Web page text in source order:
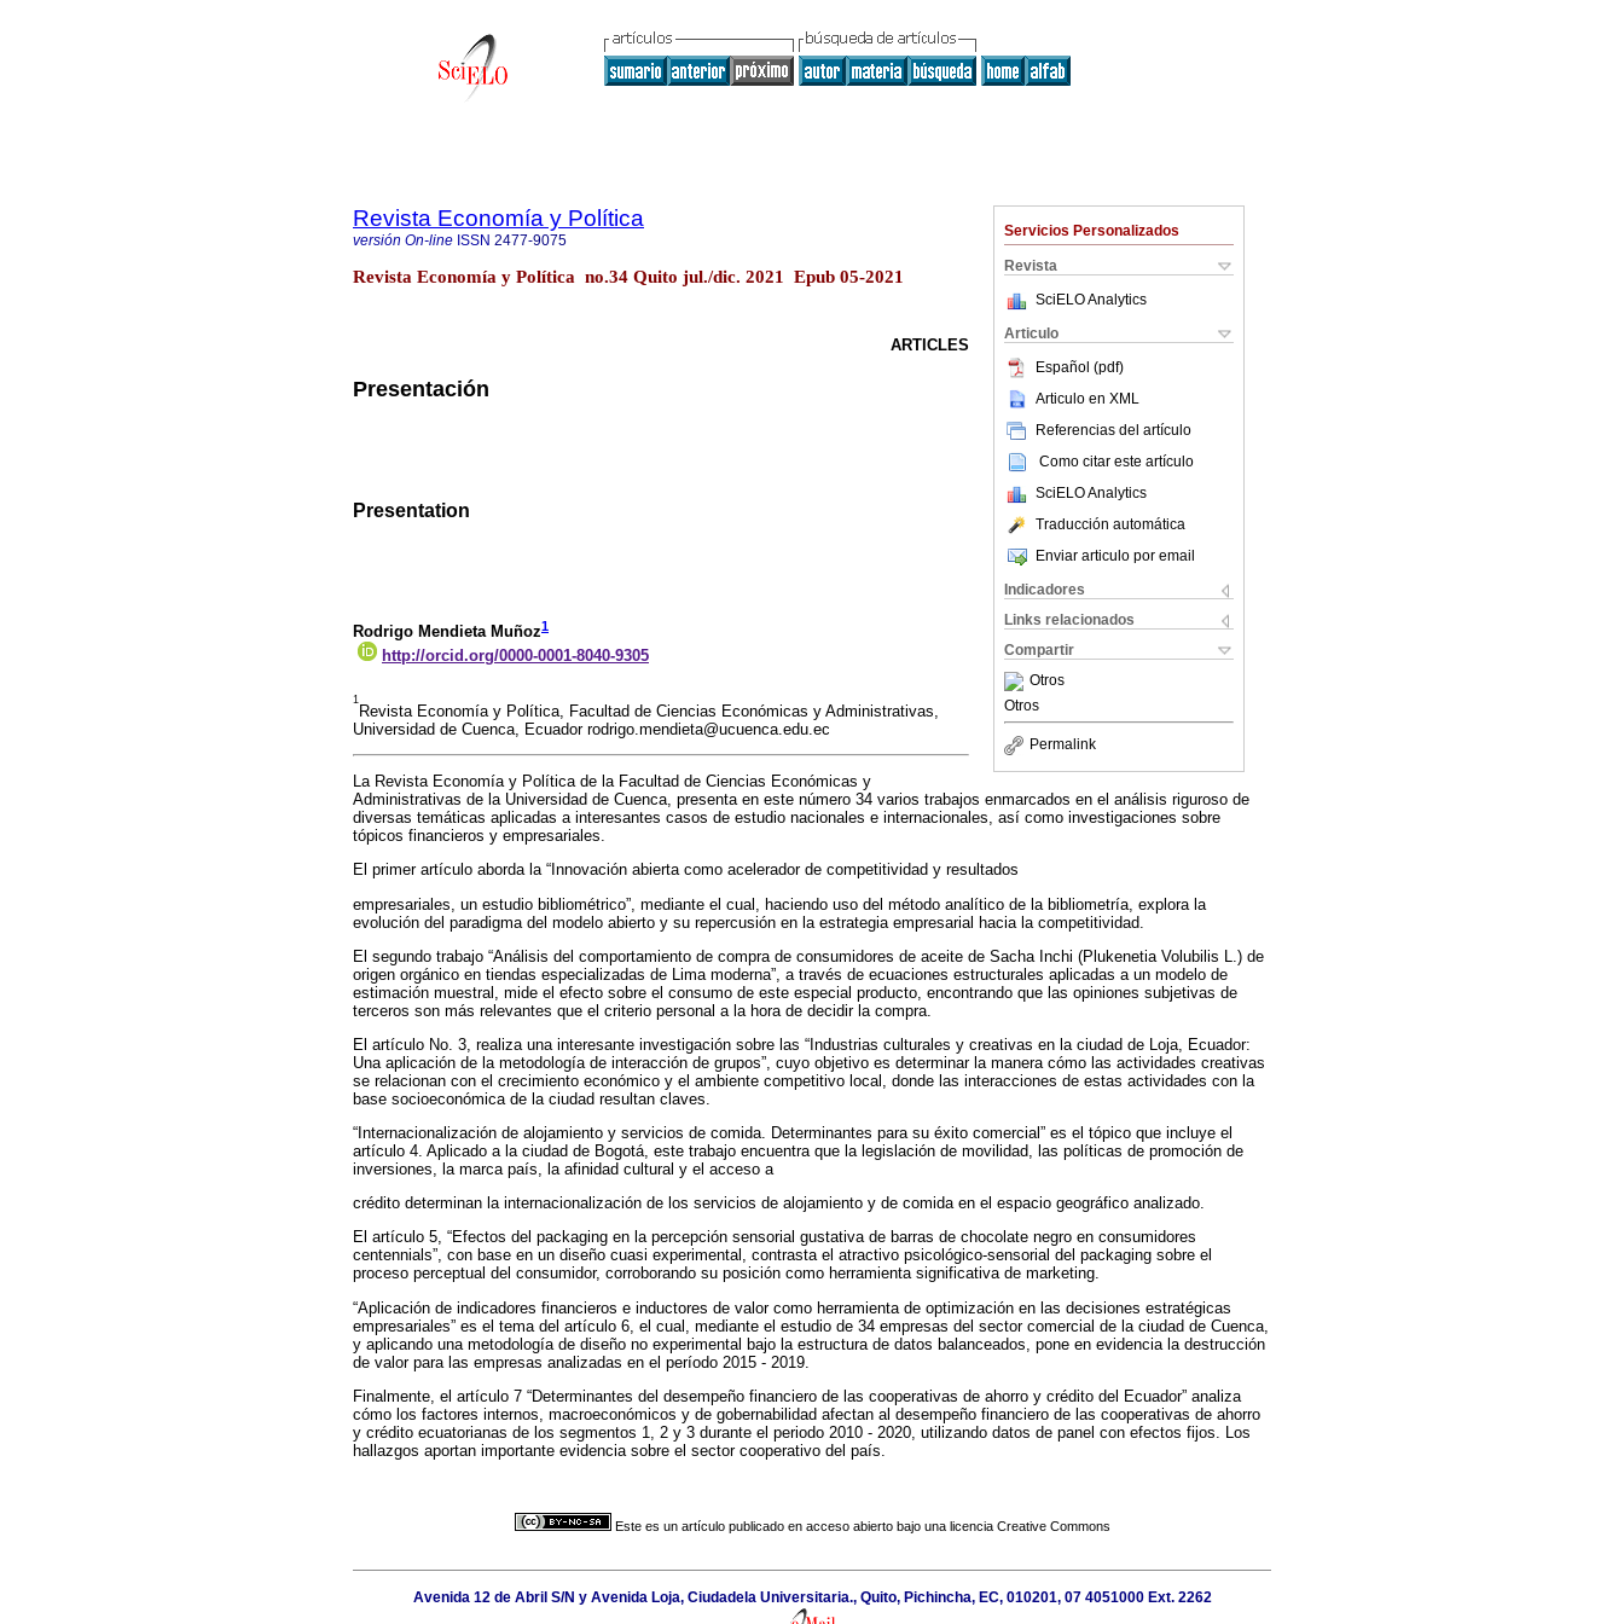
Servicios Personalizados
Revista
SciELO Analytics
Articulo
Español (pdf)
Articulo en XML
Referencias del artículo
Como citar este artículo
SciELO Analytics
Traducción automática
Enviar articulo por email
Indicadores
Links relacionados
Compartir
Otros
Otros
Permalink
Revista Economía y Política
versión On-line ISSN 2477-9075
Revista Economía y Política no.34 Quito jul./dic. 2021 Epub 05-2021
ARTICLES
Presentación
Presentation
Rodrigo Mendieta Muñoz1
http://orcid.org/0000-0001-8040-9305
1
Revista Economía y Política, Facultad de Ciencias Económicas y Administrativas,
Universidad de Cuenca, Ecuador rodrigo.mendieta@ucuenca.edu.ec
La Revista Economía y Política de la Facultad de Ciencias Económicas y
Administrativas de la Universidad de Cuenca, presenta en este número 34 varios trabajos enmarcados en el análisis riguroso de
diversas temáticas aplicadas a interesantes casos de estudio nacionales e internacionales, así como investigaciones sobre
tópicos financieros y empresariales.
El primer artículo aborda la “Innovación abierta como acelerador de competitividad y resultados
empresariales, un estudio bibliométrico”, mediante el cual, haciendo uso del método analítico de la bibliometría, explora la
evolución del paradigma del modelo abierto y su repercusión en la estrategia empresarial hacia la competitividad.
El segundo trabajo “Análisis del comportamiento de compra de consumidores de aceite de Sacha Inchi (Plukenetia Volubilis L.) de
origen orgánico en tiendas especializadas de Lima moderna”, a través de ecuaciones estructurales aplicadas a un modelo de
estimación muestral, mide el efecto sobre el consumo de este especial producto, encontrando que las opiniones subjetivas de
terceros son más relevantes que el criterio personal a la hora de decidir la compra.
El artículo No. 3, realiza una interesante investigación sobre las “Industrias culturales y creativas en la ciudad de Loja, Ecuador:
Una aplicación de la metodología de interacción de grupos”, cuyo objetivo es determinar la manera cómo las actividades creativas
se relacionan con el crecimiento económico y el ambiente competitivo local, donde las interacciones de estas actividades con la
base socioeconómica de la ciudad resultan claves.
“Internacionalización de alojamiento y servicios de comida. Determinantes para su éxito comercial” es el tópico que incluye el
artículo 4. Aplicado a la ciudad de Bogotá, este trabajo encuentra que la legislación de movilidad, las políticas de promoción de
inversiones, la marca país, la afinidad cultural y el acceso a
crédito determinan la internacionalización de los servicios de alojamiento y de comida en el espacio geográfico analizado.
El artículo 5, “Efectos del packaging en la percepción sensorial gustativa de barras de chocolate negro en consumidores
centennials”, con base en un diseño cuasi experimental, contrasta el atractivo psicológico-sensorial del packaging sobre el
proceso perceptual del consumidor, corroborando su posición como herramienta significativa de marketing.
“Aplicación de indicadores financieros e inductores de valor como herramienta de optimización en las decisiones estratégicas
empresariales” es el tema del artículo 6, el cual, mediante el estudio de 34 empresas del sector comercial de la ciudad de Cuenca,
y aplicando una metodología de diseño no experimental bajo la estructura de datos balanceados, pone en evidencia la destrucción
de valor para las empresas analizadas en el período 2015 - 2019.
Finalmente, el artículo 7 “Determinantes del desempeño financiero de las cooperativas de ahorro y crédito del Ecuador” analiza
cómo los factores internos, macroeconómicos y de gobernabilidad afectan al desempeño financiero de las cooperativas de ahorro
y crédito ecuatorianas de los segmentos 1, 2 y 3 durante el periodo 2010 - 2020, utilizando datos de panel con efectos fijos. Los
hallazgos aportan importante evidencia sobre el sector cooperativo del país.
Este es un artículo publicado en acceso abierto bajo una licencia Creative Commons
Avenida 12 de Abril S/N y Avenida Loja, Ciudadela Universitaria., Quito, Pichincha, EC, 010201, 07 4051000 Ext. 2262